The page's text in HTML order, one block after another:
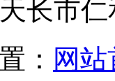
天长市
： 网